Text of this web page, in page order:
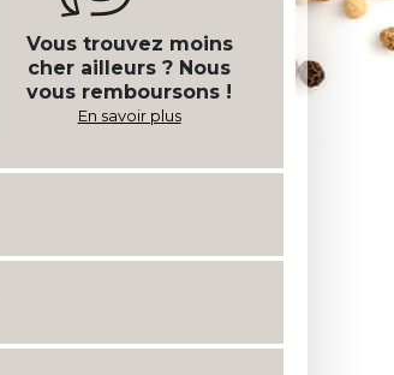
Vous trouvez moins
cher ailleurs ? Nous
vous remboursons !
En savoir plus